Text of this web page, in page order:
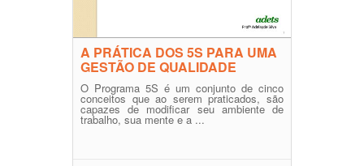
A PRÁTICA DOS 5S PARA UMA
GESTÃO DE QUALIDADE
O Programa 5S é um conjunto de cinco
conceitos que ao serem praticados, são
capazes de modificar seu ambiente de
trabalho, sua mente e a ...